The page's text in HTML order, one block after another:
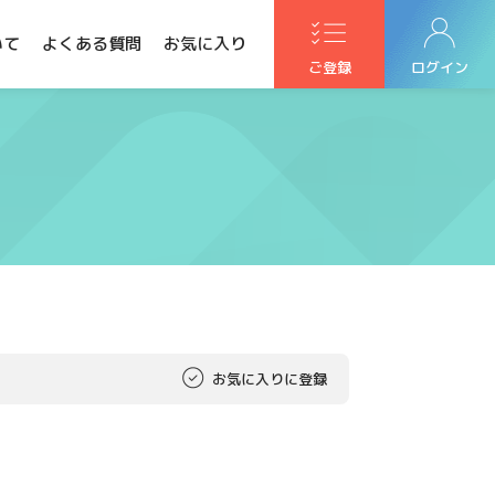
よくある質問 お気に入り
ご登録 ログイン
お気に入りに登録